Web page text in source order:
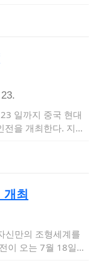
일까지 중국 현대
을 개최한다. 지앙
최
신만의 조형세계를
이 오는 7월 18일부